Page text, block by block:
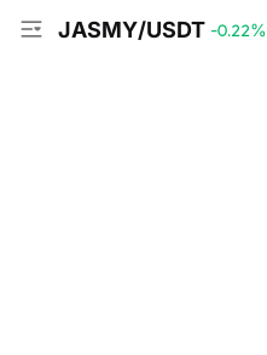
JASMY/USDT -0.22%